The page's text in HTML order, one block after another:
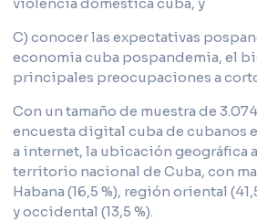
C) conocer las expectativas
economia cuba pospandemia, el
principales preocupaciones a
Con un tamaño de muestra de
encuesta digital cuba de cubanos
a internet, la ubicación geográfica
territorio nacional de Cuba, con
Habana (16,5 %), región oriental
y occidental (13,5 %).